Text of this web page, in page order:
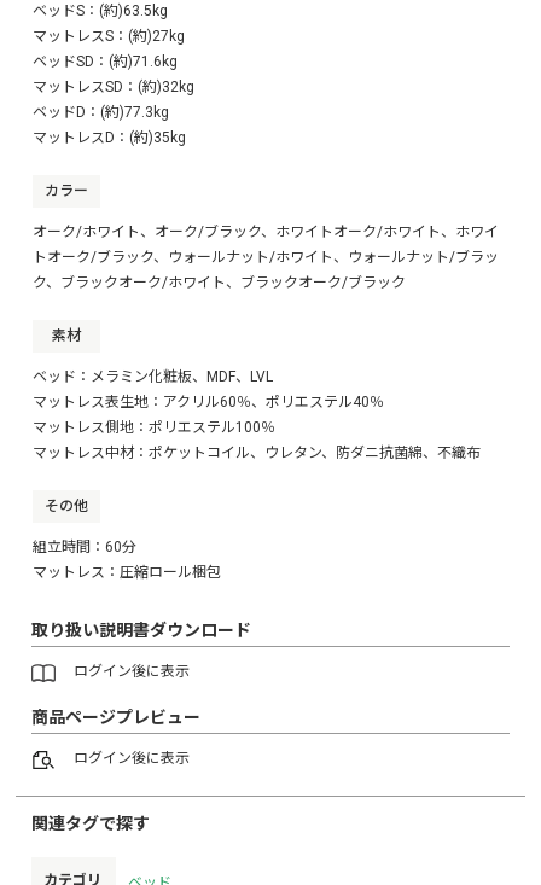
ベッドS：(約)63.5kg
マットレスS：(約)27kg
ベッドSD：(約)71.6kg
マットレスSD：(約)32kg
ベッドD：(約)77.3kg
マットレスD：(約)35kg
カラー
オーク/ホワイト、オーク/ブラック、ホワイトオーク/ホワイト、ホワイ
トオーク/ブラック、ウォールナット/ホワイト、ウォールナット/ブラッ
ク、ブラックオーク/ホワイト、ブラックオーク/ブラック
素材
ベッド：メラミン化粧板、MDF、LVL
マットレス表生地：アクリル60％、ポリエステル40％
マットレス側地：ポリエステル100％
マットレス中材：ポケットコイル、ウレタン、防ダニ抗菌綿、不織布
その他
組立時間：60分
マットレス：圧縮ロール梱包
取り扱い説明書ダウンロード
ログイン後に表示
商品ページプレビュー
ログイン後に表示
関連タグで探す
カテゴリ